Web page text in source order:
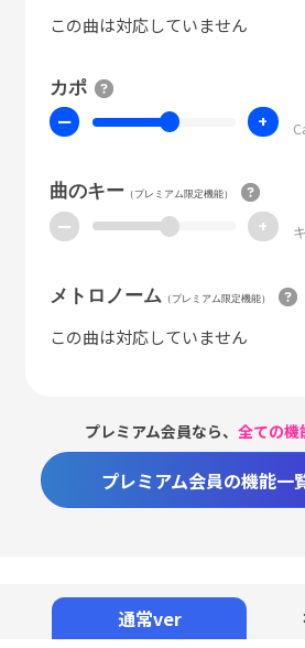
この曲は対応していません
カポ
ー +
曲のキー（プレミアム限定機能）
ー +
メトロノーム （プレミアム限定機能）
この曲は対応していません
プレミアム会員なら、全ての機
プレミアム会員の機能一
通常ver